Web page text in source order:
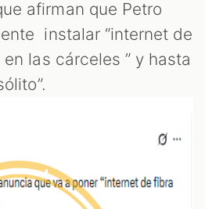
afirman que Petro
instalar “internet de
las cárceles ” y hasta